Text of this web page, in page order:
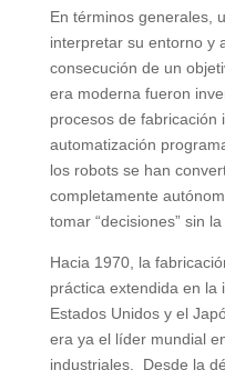
En términos generales,
interpretar su entorno y
consecución de un
era moderna fueron
procesos de fabricación
automatización
los robots se han
completamente
tomar “decisiones” sin
Hacia 1970, la
práctica extendida en la
Estados Unidos y el
era ya el líder mundial
industriales. Desde la